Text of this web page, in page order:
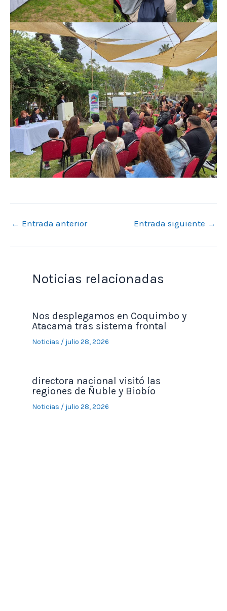
← Entrada anterior Entrada siguiente →
Noticias relacionadas
Nos desplegamos en Coquimbo y
Atacama tras sistema frontal
Noticias / julio 28, 2026
directora nacional visitó las
regiones de Ñuble y Biobío
Noticias / julio 28, 2026